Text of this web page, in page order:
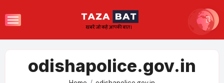
to
odishapolice.gov.in